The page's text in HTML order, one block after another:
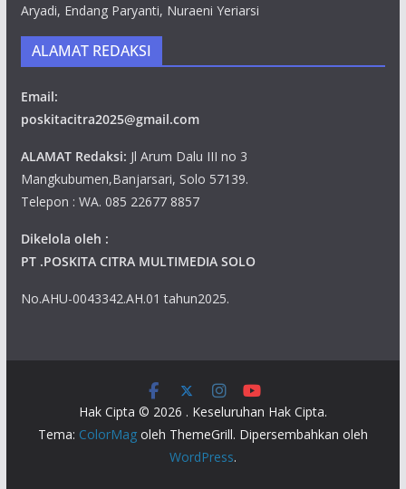
Aryadi, Endang Paryanti, Nuraeni Yeriarsi
ALAMAT REDAKSI
Email:
poskitacitra2025@gmail.com
ALAMAT Redaksi: Jl Arum Dalu III no 3
Mangkubumen,Banjarsari, Solo 57139.
Telepon : WA. 085 22677 8857
Dikelola oleh :
PT .POSKITA CITRA MULTIMEDIA SOLO
No.AHU-0043342.AH.01 tahun2025.
Hak Cipta © 2026 . Keseluruhan Hak Cipta.
Tema: ColorMagoleh ThemeGrill. Dipersembahkan oleh
WordPress.